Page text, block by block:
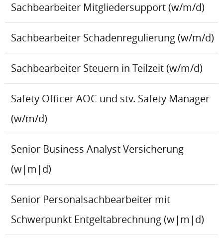
Sachbearbeiter Mitgliedersupport (w/m/d)
Sachbearbeiter Schadenregulierung (w/m/d)
Sachbearbeiter Steuern in Teilzeit (w/m/d)
Safety Officer AOC und stv. Safety Manager
(w/m/d)
Senior Business Analyst Versicherung
(w|m|d)
Senior Personalsachbearbeiter mit
Schwerpunkt Entgeltabrechnung (w|m|d)